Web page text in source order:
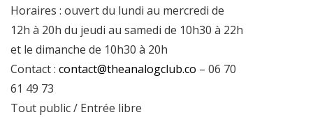
Horaires : ouvert du lundi au mercredi de
12h à 20h du jeudi au samedi de 10h30 à 22h
et le dimanche de 10h30 à 20h
Contact : contact@theanalogclub.co – 06 70
61 49 73
Tout public / Entrée libre